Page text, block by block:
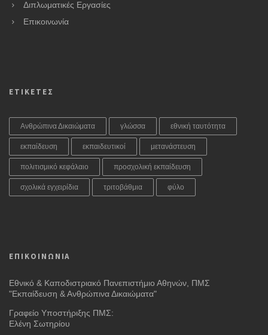
Διπλωματικές Εργασίες
Επικοινωνία
ΕΤΙΚΕΤΕΣ
Ανθρώπινα Δικαιώματα γλώσσα εθνική ταυτότητα
εκπαίδευση εκπαιδευτικοί μετανάστευση
πολιτισμικό κεφάλαιο προσχολική εκπαίδευση
σχολικά εγχειρίδια τριτοβάθμια φύλο
ΕΠΙΚΟΙΝΩΝΙΑ
Εθνικό & Καποδιστριακό Πανεπιστήμιο Αθηνών, ΠΜΣ
"Εκπαίδευση & Ανθρώπινα Δικαιώματα"
Γραφείο Υποστήριξης ΠΜΣ:
Ελένη Σωτηρίου